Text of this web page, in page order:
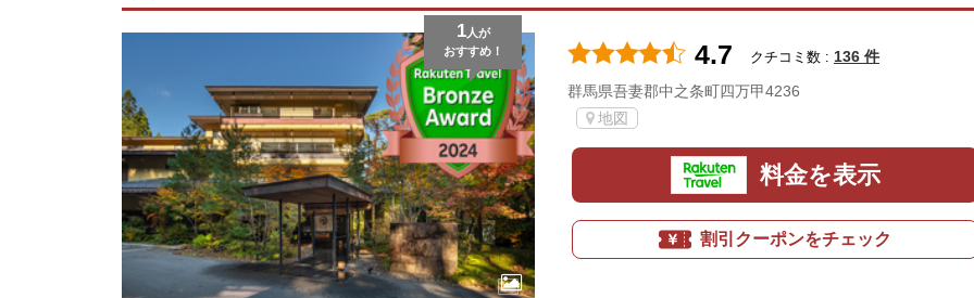
1人が
おすすめ！
4.7 クチコミ数 : 136 件
群馬県吾妻郡中之条町四万甲4236
地図
料金を表示
割引クーポンをチェック